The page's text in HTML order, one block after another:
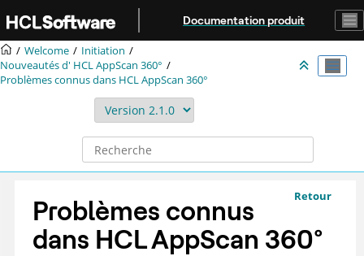
Aller au contenu principal
Documentation produit
Welcome
Initiation
Nouveautés d' HCL AppScan 360°
Problèmes connus dans HCL AppScan 360°
Retour
Problèmes connus
dans HCL AppScan 360°